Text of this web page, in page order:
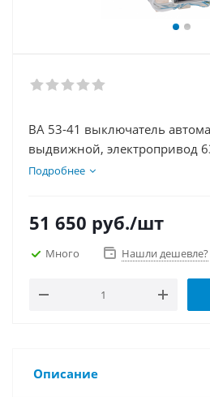
ВА 53-41 выключатель
выдвижной, электропривод
Подробнее
51 650 руб./шт
Много Нашли дешевле?
Описание